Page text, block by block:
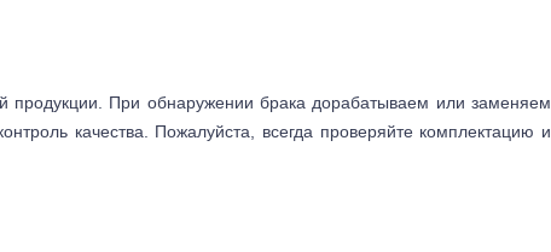
продукции. При обнаружении брака дорабатываем или заменяем
качества. Пожалуйста, всегда проверяйте комплектацию и